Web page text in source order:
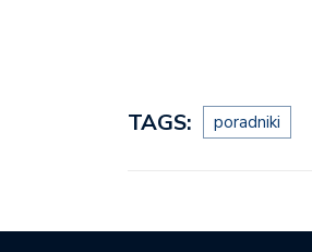
TAGS: poradniki